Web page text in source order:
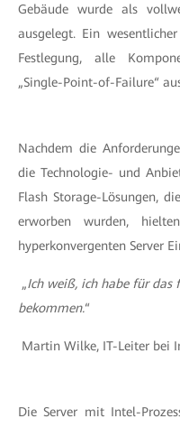
Gebäude wurde als
ausgelegt. Ein
Festlegung, alle
„Single-Point-of-Failure“
Nachdem die
die Technologie- und
Flash Storage-Lösungen,
erworben wurden,
hyperkonvergenten Server
„Ich weiß, ich habe für das
bekommen.“
Martin Wilke, IT-Leiter bei
Die Server mit Intel-